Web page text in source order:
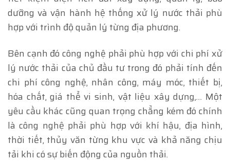
dưỡng và vận hành hệ thống xử lý nước thải phù
hợp với trình độ quản lý từng địa phương.
Bên cạnh đó công nghệ phải phù hợp với chi phí xử
lý nước thải của chủ đầu tư trong đó phải tính đến
chi phí công nghệ, nhân công, máy móc, thiết bị,
hóa chất, giá thể vi sinh, vật liệu xây dựng,… Một
yêu cầu khác cũng quan trọng chẳng kém đó chính
là công nghệ phải phù hợp với khí hậu, địa hình,
thời tiết, thủy văn từng khu vực và khả năng chịu
tải khi có sự biến động của nguồn thải.